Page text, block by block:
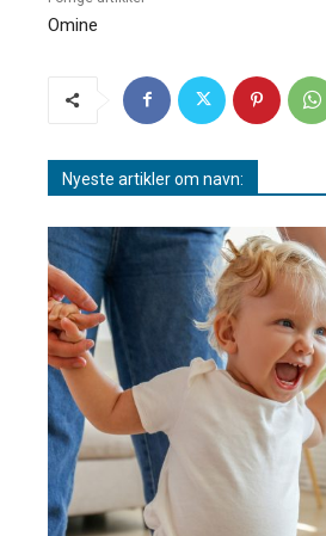
Omine
Nyeste artikler om navn: